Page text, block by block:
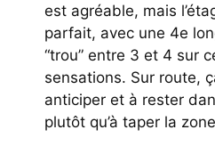
est agréable, mais
parfait, avec une 4e
“trou” entre 3 et 4 sur
sensations. Sur route,
anticiper et à rester
plutôt qu’à taper la